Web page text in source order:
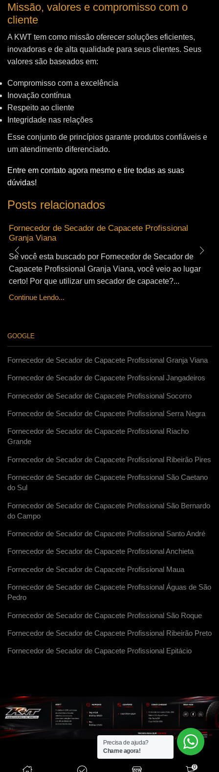
Missão, valores e compromisso com o
cliente
A KWT tem como missão oferecer soluções eficientes,
inovadoras e de alta qualidade para seus clientes. Seus
valores são baseados em:
Compromisso com a excelência
Inovação contínua
Respeito ao cliente
Integridade nas relações
Esse conjunto de princípios garante produtos confiáveis e
um atendimento diferenciado.
Entre em contato agora mesmo e tire todas as suas
dúvidas!
Posts relacionados
Fornecedor de Secador de Capacete Profissional
Granja Viana
Se você esta buscado por Fornecedor de Secador de
Capacete Profissional Granja Viana, você veio ao lugar
certo! Por que utilizar um secador de capacete?...
Continue Lendo...
GOOGLE
Fornecedor de Secador de Capacete Profissional Granja Viana
Fornecedor de Secador de Capacete Profissional Jangadeiros
Fornecedor de Secador de Capacete Profissional Socorro
Fornecedor de Secador de Capacete Profissional Serra Negra
Fornecedor de Secador de Capacete Profissional Riacho
Grande
Fornecedor de Secador de Capacete Profissional Ribeirão Pires
Fornecedor de Secador de Capacete Profissional São Caetano
do Sul
Fornecedor de Secador de Capacete Profissional São Bernardo
do Campo
Fornecedor de Secador de Capacete Profissional Santo André
Fornecedor de Secador de Capacete Profissional Anchieta
Fornecedor de Secador de Capacete Profissional Maua
Fornecedor de Secador de Capacete Profissional Águas de São
Pedro
Fornecedor de Secador de Capacete Profissional São Roque
Fornecedor de Secador de Capacete Profissional Ribeirão Preto
Fornecedor de Secador de Capacete Profissional Epitácio
0
Precisa de ajuda?
Chame agora!